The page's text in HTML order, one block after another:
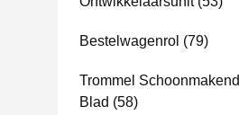
Bestelwagenrol (79)
Trommel Schoonmakend
Blad (58)